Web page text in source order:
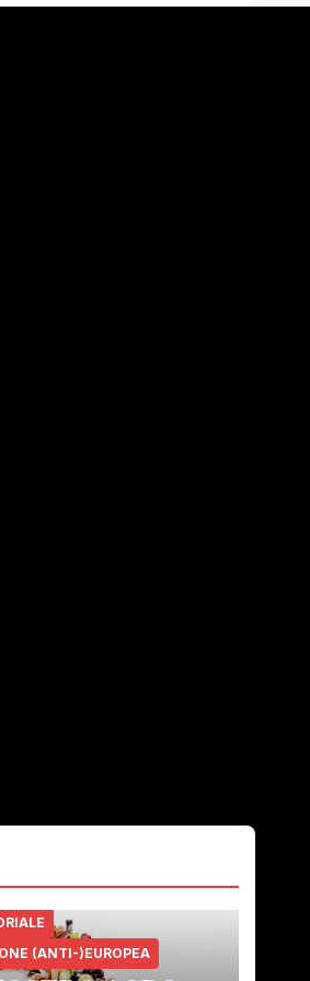
(ANTI-)EUROPEA